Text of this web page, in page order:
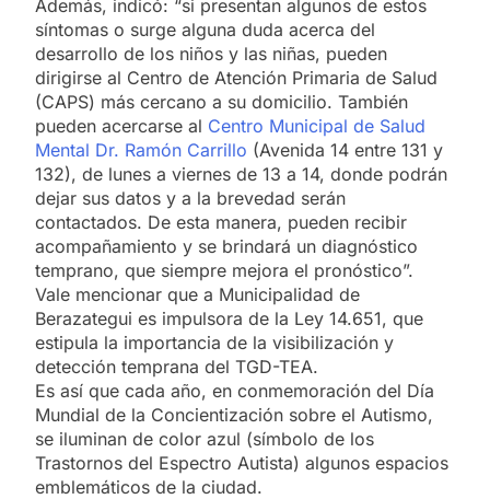
Además, indicó: “si presentan algunos de estos
síntomas o surge alguna duda acerca del
desarrollo de los niños y las niñas, pueden
dirigirse al Centro de Atención Primaria de Salud
(CAPS) más cercano a su domicilio. También
pueden acercarse al Centro Municipal de Salud
Mental Dr. Ramón Carrillo (Avenida 14 entre 131 y
132), de lunes a viernes de 13 a 14, donde podrán
dejar sus datos y a la brevedad serán
contactados. De esta manera, pueden recibir
acompañamiento y se brindará un diagnóstico
temprano, que siempre mejora el pronóstico”.
Vale mencionar que a Municipalidad de
Berazategui es impulsora de la Ley 14.651, que
estipula la importancia de la visibilización y
detección temprana del TGD-TEA.
Es así que cada año, en conmemoración del Día
Mundial de la Concientización sobre el Autismo,
se iluminan de color azul (símbolo de los
Trastornos del Espectro Autista) algunos espacios
emblemáticos de la ciudad.